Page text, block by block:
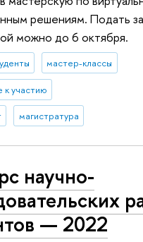
решениям. Подать
можно до 6 октября.
мастер-классы
к участию
магистратура
научно-
— 2022